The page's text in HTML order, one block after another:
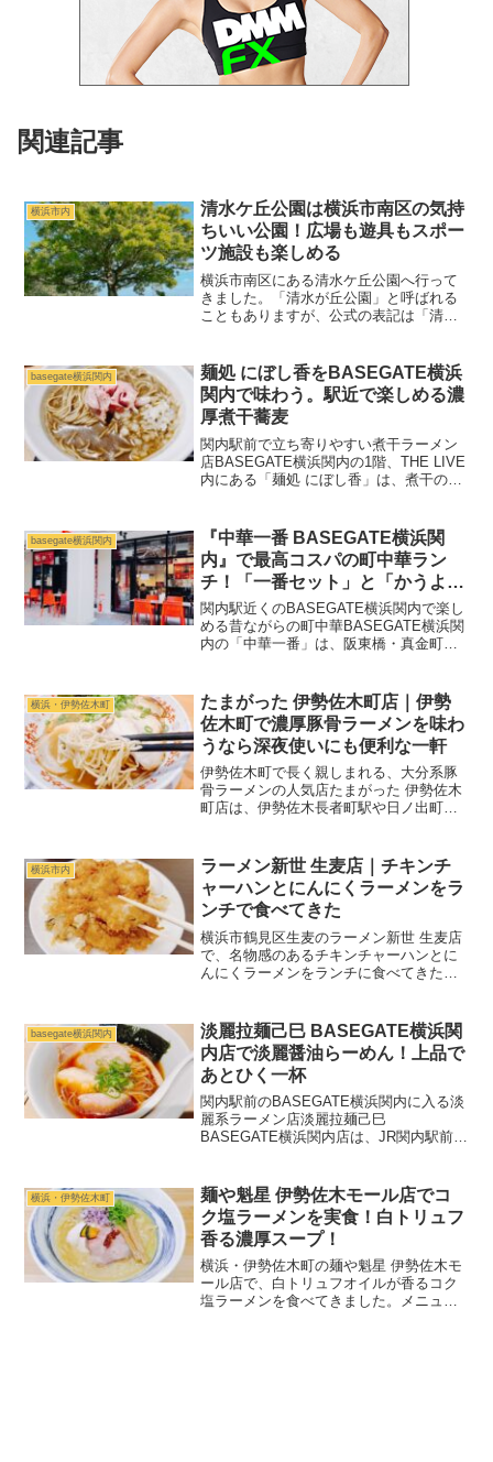
関連記事
横浜市内
清水ケ丘公園は横浜市南区の気持
ちいい公園！広場も遊具もスポー
ツ施設も楽しめる
横浜市南区にある清水ケ丘公園へ行って
きました。「清水が丘公園」と呼ばれる
こともありますが、公式の表記は「清水
公園内には、体育館、屋内プール、運動
広場、テニスコート、多目的...
basegate横浜関内
麺処 にぼし香をBASEGATE横浜
関内で味わう。駅近で楽しめる濃
厚煮干蕎麦
関内駅前で立ち寄りやすい煮干ラーメン
店BASEGATE横浜関内の1階、THE LIVE
内にある「麺処 にぼし香」は、煮干のう
メンを看板にしており、こちらの店舗で
も煮干蕎...
basegate横浜関内
『中華一番 BASEGATE横浜関
内』で最高コスパの町中華ラン
チ！「一番セット」と「かうよ
麺」を実食
関内駅近くのBASEGATE横浜関内で楽し
める昔ながらの町中華BASEGATE横浜関
内の「中華一番」は、阪東橋・真金町で
の“早くて、うまくて、ボリュームたっぷ
り”な魅力を...
横浜・伊勢佐木町
たまがった 伊勢佐木町店｜伊勢
佐木町で濃厚豚骨ラーメンを味わ
うなら深夜使いにも便利な一軒
伊勢佐木町で長く親しまれる、大分系豚
骨ラーメンの人気店たまがった 伊勢佐木
町店は、伊勢佐木長者町駅や日ノ出町駅
骨スープに極細麺を合わせた一杯が看板
で、替玉を前提に楽しむ...
横浜市内
ラーメン新世 生麦店｜チキンチ
ャーハンとにんにくラーメンをラ
ンチで食べてきた
横浜市鶴見区生麦のラーメン新世 生麦店
で、名物感のあるチキンチャーハンとに
んにくラーメンをランチに食べてきた実
basegate横浜関内
淡麗拉麺己巳 BASEGATE横浜関
内店で淡麗醤油らーめん！上品で
あとひく一杯
関内駅前のBASEGATE横浜関内に入る淡
麗系ラーメン店淡麗拉麺己巳
BASEGATE横浜関内店は、JR関内駅前の
「淡麗拉麺 己巳」の店舗で、鴨、鶏、豚
の旨みを重ね...
横浜・伊勢佐木町
麺や魁星 伊勢佐木モール店でコ
ク塩ラーメンを実食！白トリュフ
香る濃厚スープ！
横浜・伊勢佐木町の麺や魁星 伊勢佐木モ
ール店で、白トリュフオイルが香るコク
塩ラーメンを食べてきました。メニュー